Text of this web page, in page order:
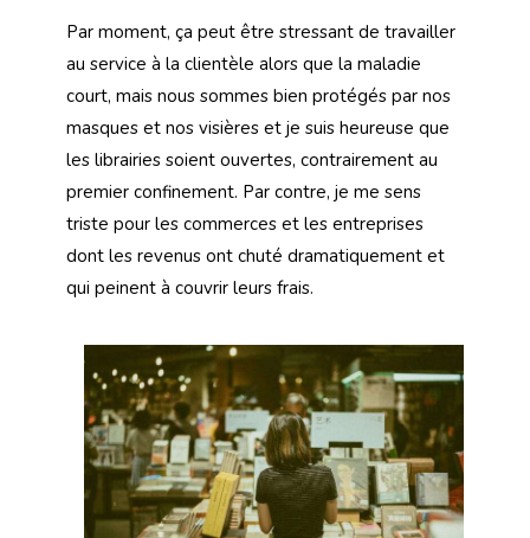
Par moment, ça peut être stressant de travailler
au service à la clientèle alors que la maladie
court, mais nous sommes bien protégés par nos
masques et nos visières et je suis heureuse que
les librairies soient ouvertes, contrairement au
premier confinement. Par contre, je me sens
triste pour les commerces et les entreprises
dont les revenus ont chuté dramatiquement et
qui peinent à couvrir leurs frais.